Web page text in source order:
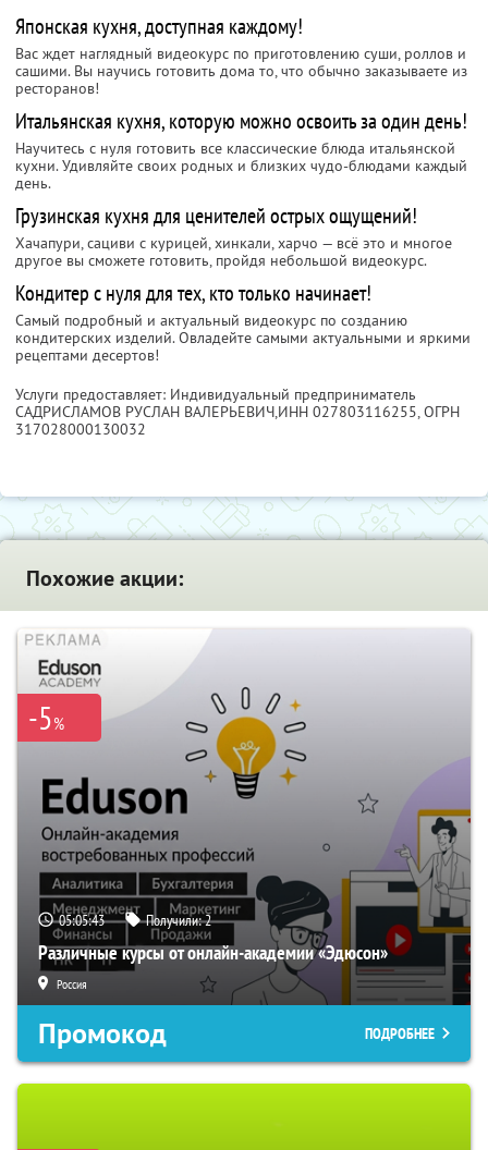
Японская кухня, доступная каждому!
Вас ждет наглядный видеокурс по приготовлению суши, роллов и
сашими. Вы научись готовить дома то, что обычно заказываете из
ресторанов!
Итальянская кухня, которую можно освоить за один день!
Научитесь с нуля готовить все классические блюда итальянской
кухни. Удивляйте своих родных и близких чудо-блюдами каждый
день.
Грузинская кухня для ценителей острых ощущений!
Хачапури, сациви с курицей, хинкали, харчо — всё это и многое
другое вы сможете готовить, пройдя небольшой видеокурс.
Кондитер с нуля для тех, кто только начинает!
Самый подробный и актуальный видеокурс по созданию
кондитерских изделий. Овладейте самыми актуальными и яркими
рецептами десертов!
Услуги предоставляет: Индивидуальный предприниматель
САДРИСЛАМОВ РУСЛАН ВАЛЕРЬЕВИЧ,ИНН 027803116255, ОГРН
317028000130032
Похожие акции:
-5%
05:05:42 Получили:2
Различные курсы от онлайн-академии «Эдюсон»
Россия
Промокод ПОДРОБНЕЕ